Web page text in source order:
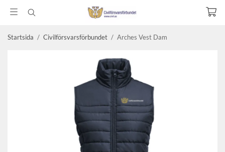
Startsida / Civilförsvarsförbundet / Arches Vest Dam